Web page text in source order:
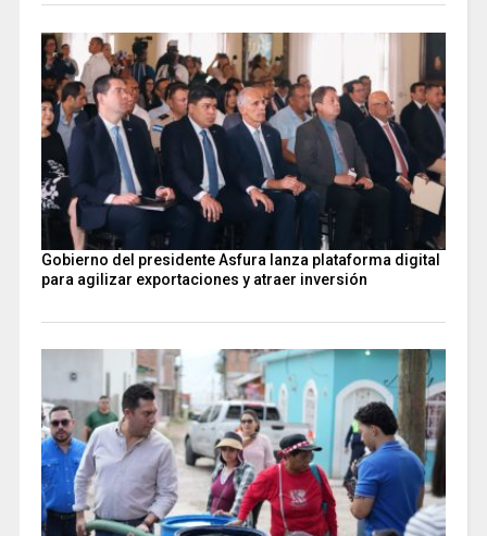
Gobierno del presidente Asfura lanza plataforma digital
para agilizar exportaciones y atraer inversión